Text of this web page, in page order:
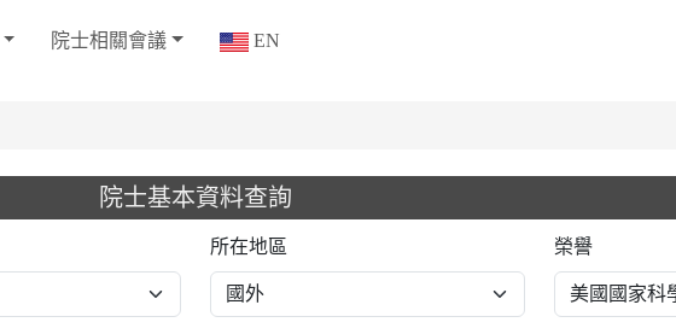
院士相關會議 EN
院士基本資料查詢
所在地區 榮譽